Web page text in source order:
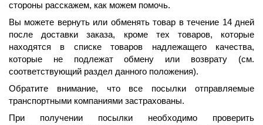
стороны расскажем, как можем помочь.
Вы можете вернуть или обменять товар в течение 14 дней
после доставки заказа, кроме тех товаров, которые
находятся в списке товаров надлежащего качества,
которые не подлежат обмену или возврату (см.
соответствующий раздел данного положения).
Обратите внимание, что все посылки отправляемые
транспортными компаниями застрахованы.
При получении посылки необходимо проверить